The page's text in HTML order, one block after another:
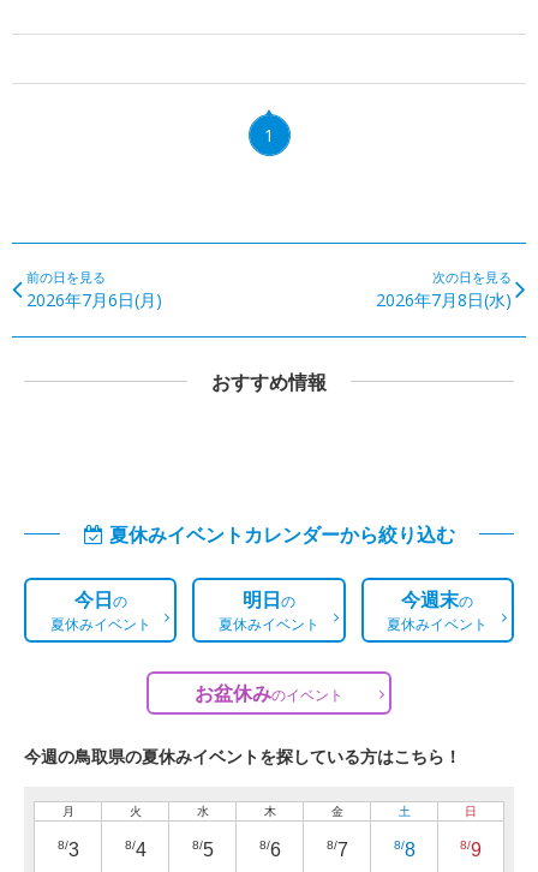
1
前の日を見る
2026年7月6日(月)
次の日を見る
2026年7月8日(水)
おすすめ情報
夏休みイベントカレンダーから絞り込む
今日の
夏休みイベント
明日の
夏休みイベント
今週末の
夏休みイベント
お盆休みのイベント
今週の鳥取県の夏休みイベントを探している方はこちら！
月
8/3
火
8/4
水
8/5
木
8/6
金
8/7
土
8/8
日
8/9